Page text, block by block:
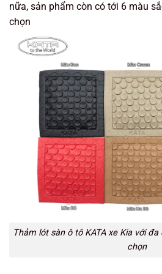
nữa, sản phẩm còn có tới 6 màu
chọn
Thảm lót sàn ô tô KATA xe Kia với
chọn